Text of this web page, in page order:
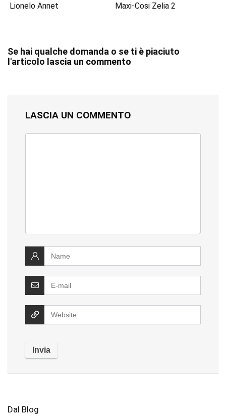
Lionelo Annet Maxi-Cosi Zelia 2
Se hai qualche domanda o se ti è piaciuto
l'articolo lascia un commento
LASCIA UN COMMENTO
Dal Blog